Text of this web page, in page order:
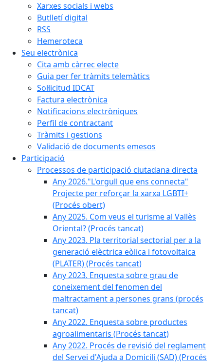
Xarxes socials i webs
Butlletí digital
RSS
Hemeroteca
Seu electrònica
Cita amb càrrec electe
Guia per fer tràmits telemàtics
Sol·licitud IDCAT
Factura electrònica
Notificacions electròniques
Perfil de contractant
Tràmits i gestions
Validació de documents emesos
Participació
Processos de participació ciutadana directa
Any 2026."L'orgull que ens connecta"
Projecte per reforçar la xarxa LGBTI+
(Procés obert)
Any 2025. Com veus el turisme al Vallès
Oriental? (Procés tancat)
Any 2023. Pla territorial sectorial per a la
generació elèctrica eòlica i fotovoltaica
(PLATER) (Procés tancat)
Any 2023. Enquesta sobre grau de
coneixement del fenomen del
maltractament a persones grans (procés
tancat)
Any 2022. Enquesta sobre productes
agroalimentaris (Procés tancat)
Any 2022. Procés de revisió del reglament
del Servei d'Ajuda a Domicili (SAD) (Procés